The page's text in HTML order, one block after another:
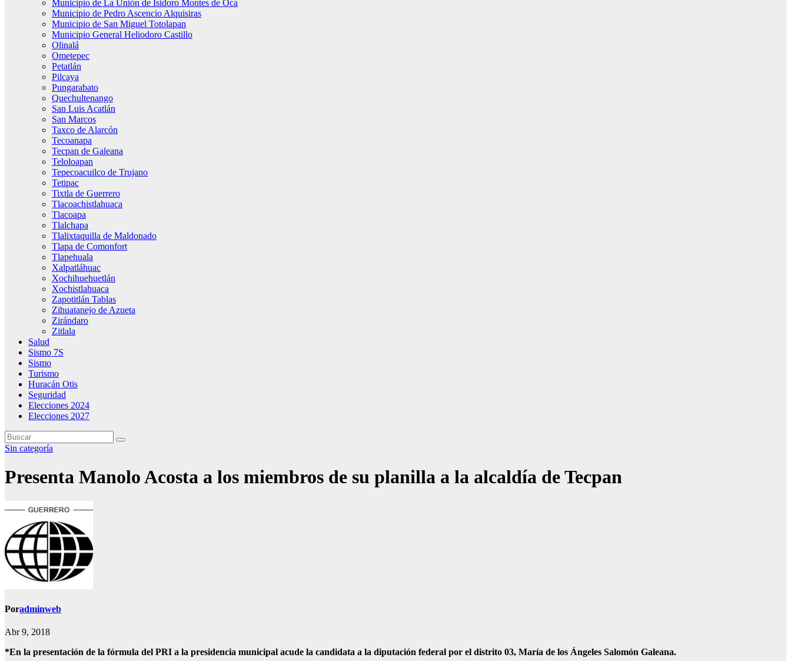
Municipio de La Unión de Isidoro Montes de Oca
Municipio de Pedro Ascencio Alquisiras
Municipio de San Miguel Totolapan
Municipio General Heliodoro Castillo
Olinalá
Ometepec
Petatlán
Pilcaya
Pungarabato
Quechultenango
San Luis Acatlán
San Marcos
Taxco de Alarcón
Tecoanapa
Tecpan de Galeana
Teloloapan
Tepecoacuilco de Trujano
Tetipac
Tixtla de Guerrero
Tlacoachistlahuaca
Tlacoapa
Tlalchapa
Tlalixtaquilla de Maldonado
Tlapa de Comonfort
Tlapehuala
Xalpatláhuac
Xochihuehuetlán
Xochistlahuaca
Zapotitlán Tablas
Zihuatanejo de Azueta
Zirándaro
Zitlala
Salud
Sismo 7S
Sismo
Turismo
Huracán Otis
Seguridad
Elecciones 2024
Elecciones 2027
Sin categoría
Presenta Manolo Acosta a los miembros de su planilla a la alcaldía de Tecpan
Poradminweb
Abr 9, 2018
*En la presentación de la fórmula del PRI a la presidencia municipal acude la candidata a la diputación federal por el distrito 03, María de los Ángeles Salomón Galeana.